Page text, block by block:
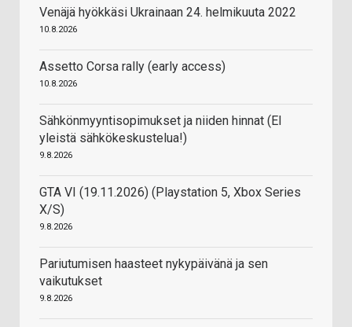
Venäjä hyökkäsi Ukrainaan 24. helmikuuta 2022
10.8.2026
Assetto Corsa rally (early access)
10.8.2026
Sähkönmyyntisopimukset ja niiden hinnat (EI
yleistä sähkökeskustelua!)
9.8.2026
GTA VI (19.11.2026) (Playstation 5, Xbox Series
X/S)
9.8.2026
Pariutumisen haasteet nykypäivänä ja sen
vaikutukset
9.8.2026